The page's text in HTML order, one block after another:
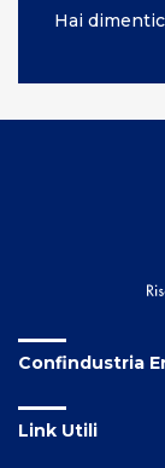
Hai
Confindustria
Link Utili